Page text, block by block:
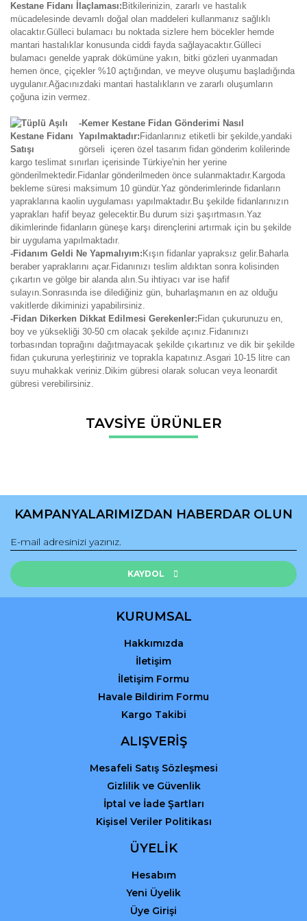
Kestane Fidanı İlaçlaması: Bitkilerinizin, zararlı ve hastalık
mücadelesinde devamlı doğal olan maddeleri kullanmanız sağlıklı
olacaktır.Gülleci bulamacı bu noktada sizlere hem böcekler hemde
mantari hastalıklar konusunda ciddi fayda sağlayacaktır.Gülleci
bulamacı genelde yaprak dökümüne yakın, bitki gözleri uyanmadan
hemen önce, çiçekler %10 açtığından, ve meyve oluşumu başladığında
uygulanır.Ağacınızdaki mantari hastalıkların ve zararlı oluşumların
çoğuna izin vermez.
-Kemer Kestane Fidan Gönderimi Nasıl
Yapılmaktadır: Fidanlarınız etiketli bir şekilde,yandaki
görseli içeren özel tasarım fidan gönderim kolilerinde
kargo teslimat sınırları içerisinde Türkiye'nin her yerine
gönderilmektedir.Fidanlar gönderilmeden önce sulanmaktadır.Kargoda
bekleme süresi maksimum 10 gündür.Yaz gönderimlerinde fidanların
yapraklarına kaolin uygulaması yapılmaktadır.Bu şekilde fidanlarınızın
yaprakları hafif beyaz gelecektir.Bu durum sizi şaşırtmasın.Yaz
dikimlerinde fidanların güneşe karşı dirençlerini artırmak için bu şekilde
bir uygulama yapılmaktadır.
-Fidanım Geldi Ne Yapmalıyım: Kışın fidanlar yapraksız gelir.Baharla
beraber yapraklarını açar.Fidanınızı teslim aldıktan sonra kolisinden
çıkartın ve gölge bir alanda alın.Su ihtiyacı var ise hafif
sulayın.Sonrasında ise dilediğiniz gün, buharlaşmanın en az olduğu
vakitlerde dikiminizi yapabilirsiniz.
-Fidan Dikerken Dikkat Edilmesi Gerekenler: Fidan çukurunuzu en,
boy ve yüksekliği 30-50 cm olacak şekilde açınız.Fidanınızı
torbasından toprağını dağıtmayacak şekilde çıkartınız ve dik bir şekilde
fidan çukuruna yerleştiriniz ve toprakla kapatınız.Asgari 10-15 litre can
suyu muhakkak veriniz.Dikim gübresi olarak solucan veya leonardit
gübresi verebilirsiniz.
Bu ürüne ilk yorumu siz yapın!
Bu ürünün fiyat bilgisi, resim, ürün açıklamalarında ve diğer
konularda yetersiz gördüğünüz noktaları öneri formunu
Ürün açıklamasında eksik bilgiler bulunuyor.
Ürün fiyatı diğer sitelerden daha pahalı.
Bu ürüne benzer farklı alternatifler olmalı.
Gönder
TAVSİYE ÜRÜNLER
KAMPANYALARIMIZDAN HABERDAR OLUN
KAYDOL
KURUMSAL
Hakkımızda
İletişim
İletişim Formu
Havale Bildirim Formu
Kargo Takibi
ALIŞVERİŞ
Mesafeli Satış Sözleşmesi
Gizlilik ve Güvenlik
İptal ve İade Şartları
Kişisel Veriler Politikası
ÜYELİK
Hesabım
Yeni Üyelik
Üye Girişi